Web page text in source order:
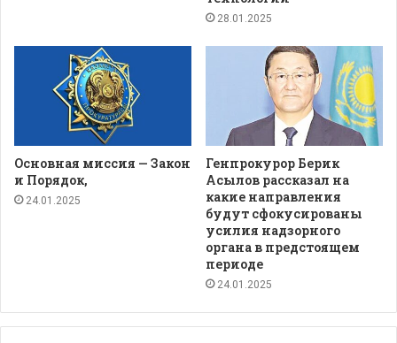
28.01.2025
Основная миссия — Закон
и Порядок,
24.01.2025
Генпрокурор Берик
Асылов рассказал на
какие направления
будут сфокусированы
усилия надзорного
органа в предстоящем
периоде
24.01.2025